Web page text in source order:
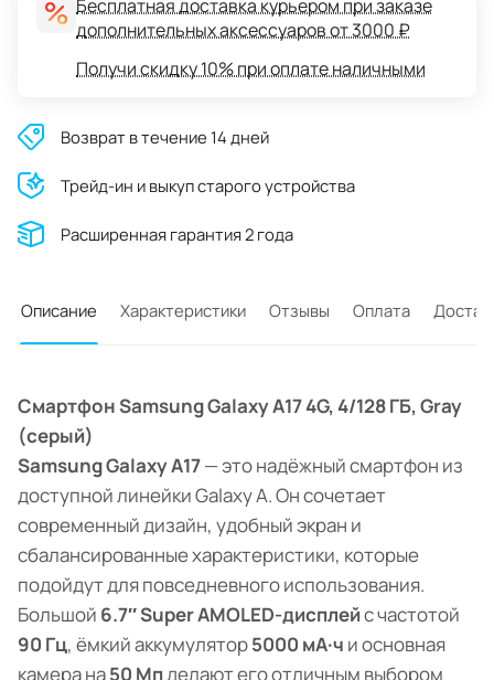
Бесплатная доставка курьером при заказе
дополнительных аксессуаров от 3000 ₽
Получи скидку 10% при оплате наличными
Возврат в течение 14 дней
Трейд-ин и выкуп старого устройства
Расширенная гарантия 2 года
Описание Характеристики Отзывы Оплата
Смартфон Samsung Galaxy A17 4G, 4/128 ГБ, Gray
(серый)
Samsung Galaxy A17— это надёжный смартфон из
доступной линейки Galaxy A. Он сочетает
современный дизайн, удобный экран и
сбалансированные характеристики, которые
подойдут для повседневного использования.
Большой 6.7″ Super AMOLED-дисплейс частотой
90 Гц, ёмкий аккумулятор5000 мА·ч и основная
камера на50 Мпделают его отличным выбором